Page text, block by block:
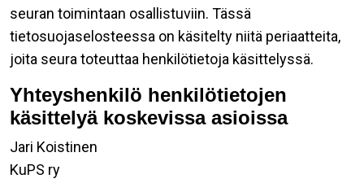
seuran toimintaan osallistuviin. Tässä
tietosuojaselosteessa on käsitelty niitä periaatteita,
joita seura toteuttaa henkilötietoja käsittelyssä.
Yhteyshenkilö henkilötietojen
käsittelyä koskevissa asioissa
Jari Koistinen
KuPS ry